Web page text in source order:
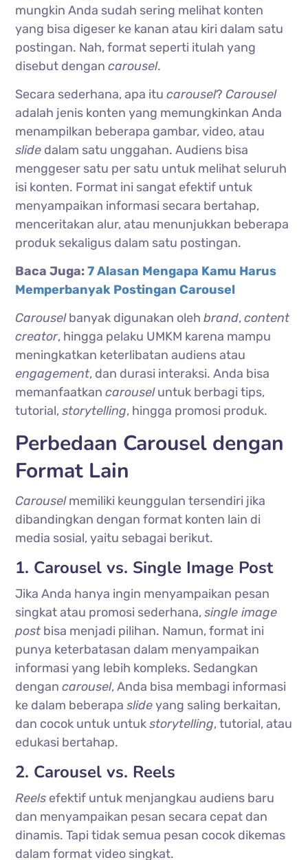
mungkin Anda sudah sering melihat konten
yang bisa digeser ke kanan atau kiri dalam satu
postingan. Nah, format seperti itulah yang
disebut dengancarousel.
Secara sederhana, apa itucarousel? Carousel
adalah jenis konten yang memungkinkan Anda
menampilkan beberapa gambar, video, atau
slide dalam satu unggahan. Audiens bisa
menggeser satu per satu untuk melihat seluruh
isi konten. Format ini sangat efektif untuk
menyampaikan informasi secara bertahap,
menceritakan alur, atau menunjukkan beberapa
produk sekaligus dalam satu postingan.
Baca Juga: 7 Alasan Mengapa Kamu Harus
Memperbanyak Postingan Carousel
Carouselbanyak digunakan olehbrand,content
creator, hingga pelaku UMKM karena mampu
meningkatkan keterlibatan audiens atau
engagement, dan durasi interaksi. Anda bisa
memanfaatkancarouseluntuk berbagi tips,
tutorial,storytelling, hingga promosi produk.
Perbedaan Carousel dengan
Format Lain
Carouselmemiliki keunggulan tersendiri jika
dibandingkan dengan format konten lain di
media sosial, yaitu sebagai berikut.
1. Carousel vs. Single Image Post
Jika Anda hanya ingin menyampaikan pesan
singkat atau promosi sederhana,single image
post bisa menjadi pilihan. Namun, format ini
punya keterbatasan dalam menyampaikan
informasi yang lebih kompleks. Sedangkan
dengancarousel, Anda bisa membagi informasi
ke dalam beberapaslideyang saling berkaitan,
dan cocok untuk untukstorytelling, tutorial, atau
edukasi bertahap.
2. Carousel vs. Reels
Reels efektif untuk menjangkau audiens baru
dan menyampaikan pesan secara cepat dan
dinamis. Tapi tidak semua pesan cocok dikemas
dalam format video singkat.